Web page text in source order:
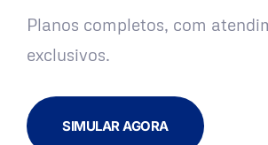
Planos completos, com
exclusivos.
SIMULAR AGORA